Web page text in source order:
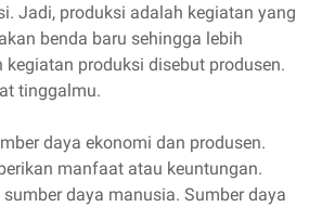
Jadi, produksi adalah kegiatan yang
benda baru sehingga lebih
produksi disebut produsen.
tinggalmu.
daya ekonomi dan produsen.
manfaat atau keuntungan.
daya manusia. Sumber daya